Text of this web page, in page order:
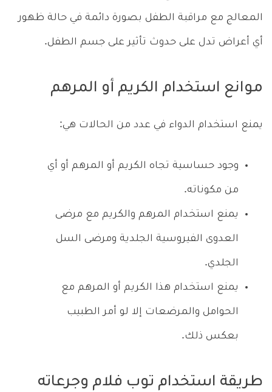
المعالج مع مراقبة الطفل بصورة دائمة في حالة ظهور
أي أعراض تدل على حدوث تأثير على جسم الطفل.
موانع استخدام الكريم أو المرهم
يمنع استخدام الدواء في عدد من الحالات هي:
وجود حساسية تجاه الكريم أو المرهم أو أي
من مكوناته.
يمنع استخدام المرهم والكريم مع مرضى
العدوى الفيروسية الجلدية ومرضى السل
الجلدي.
يمنع استخدام هذا الكريم أو المرهم مع
الحوامل والمرضعات إلا لو أمر الطبيب
بعكس ذلك.
طريقة استخدام توب فلام وجرعاته